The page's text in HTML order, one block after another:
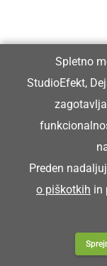
Spletno
StudioEfekt,
Preden
o piškotkih in